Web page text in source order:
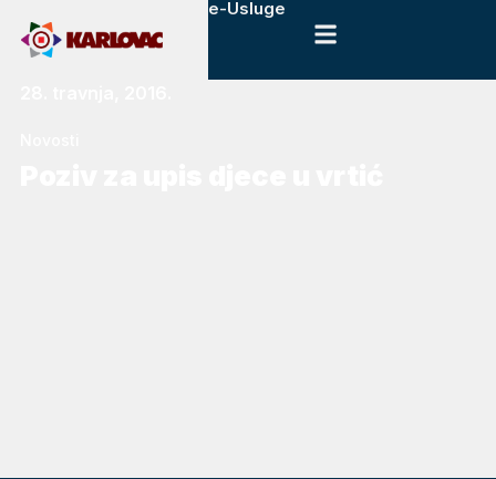
e-Usluge